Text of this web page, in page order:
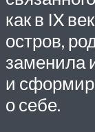
как в IX
остров,
заменила
и
о себе.